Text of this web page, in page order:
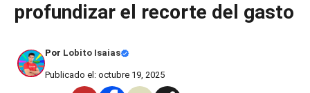
profundizar el recorte del gasto
Por Lobito Isaias
Publicado el: octubre 19, 2025